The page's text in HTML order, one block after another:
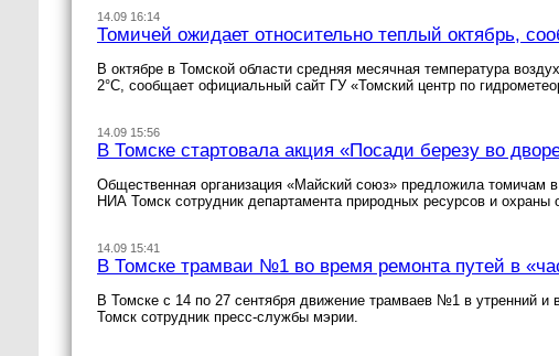
14.09 16:14
Томичей ожидает относительно теплый октябрь,
В октябре в Томской области средняя месячная температура
2°С, сообщает официальный сайт ГУ «Томский центр по
14.09 15:56
В Томске стартовала акция «Посади березу во
Общественная организация «Майский союз» предложила томичам
НИА Томск сотрудник департамента природных ресурсов и
14.09 15:41
В Томске трамваи №1 во время ремонта путей в
В Томске с 14 по 27 сентября движение трамваев №1 в утренний
Томск сотрудник пресс-службы мэрии.